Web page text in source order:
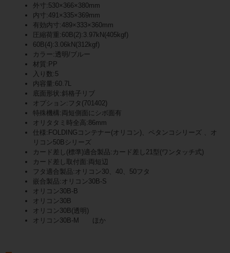
外寸:530×366×380mm
内寸:491×335×369mm
有効内寸:489×333×360mm
圧縮荷重:60B(2):3.97kN(405kgf)
60B(4):3.06kN(312kgf)
カラー:透明/ブルー
材質:PP
入り数:5
内容量:60.7L
底面形状:斜格子リブ
オプション:フタ(701402)
特殊機構:両短側面にシボ面有
オリタタミ時全高:86mm
仕様:FOLDINGコンテナー(オリコン)、ペタンコシリーズ 、オ
リコン50Bシリーズ
カード差し(標準)適合製品:カード差し21型(ワンタッチ式)
カード差し取付面:両短辺
フタ適合製品:オリコン30、40、50フタ
嵌合製品:オリコン30B-S
オリコン30B-B
オリコン30B
オリコン30B(透明)
オリコン30B-M ほか